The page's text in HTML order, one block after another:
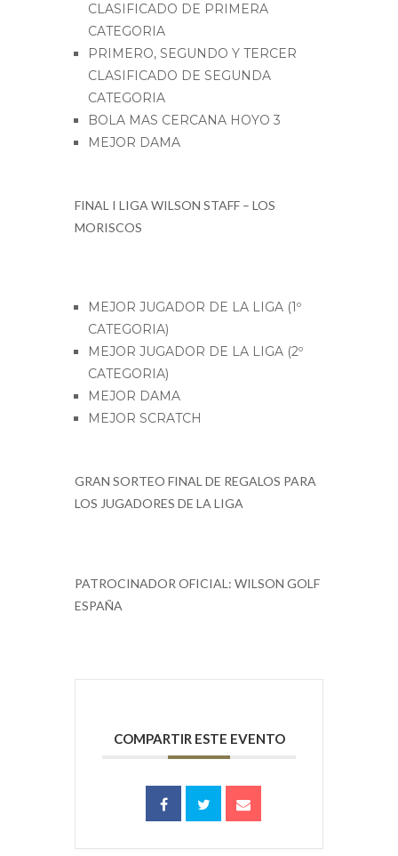
CLASIFICADO DE PRIMERA
CATEGORIA
PRIMERO, SEGUNDO Y TERCER
CLASIFICADO DE SEGUNDA
CATEGORIA
BOLA MAS CERCANA HOYO 3
MEJOR DAMA
FINAL I LIGA WILSON STAFF – LOS
MORISCOS
MEJOR JUGADOR DE LA LIGA (1º
CATEGORIA)
MEJOR JUGADOR DE LA LIGA (2º
CATEGORIA)
MEJOR DAMA
MEJOR SCRATCH
GRAN SORTEO FINAL DE REGALOS PARA
LOS JUGADORES DE LA LIGA
PATROCINADOR OFICIAL: WILSON GOLF
ESPAÑA
COMPARTIR ESTE EVENTO